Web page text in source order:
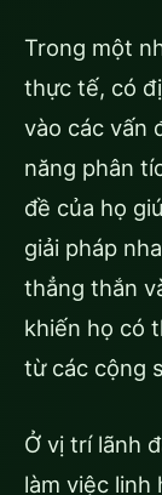
Trong một
thực tế, có
vào các vấn
năng phân
đề của họ
giải pháp
thẳng thắn
khiến họ có
từ các cộng
Ở vị trí lãnh
làm việc linh